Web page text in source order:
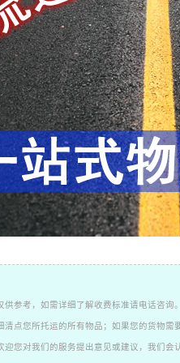
供参考，如需详细了解收费标准请电话咨询。
点您所托运的所有物品；如果您的货物需
您对我们的服务提出意见或建议，我们